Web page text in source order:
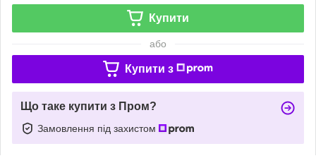
Купити
або
Купити з
Що таке купити з Пром?
Замовлення під захистом